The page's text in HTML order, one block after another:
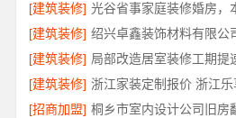
[建筑装修] 光谷省事家庭装修婚房，
[建筑装修]
[建筑装修]
[建筑装修] 浙江家装定制报价 浙江
[招商加盟]